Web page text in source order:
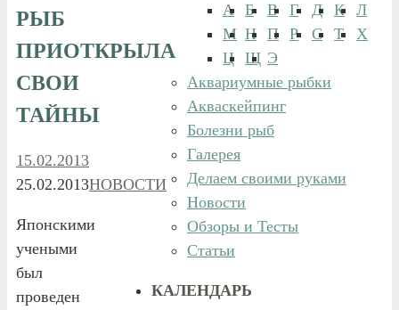
РЫБ
ПРИОТКРЫЛА
СВОИ
ТАЙНЫ
15.02.2013
25.02.2013НОВОСТИ
Японскими
учеными
был
проведен
А Б В Г Д К
Л
М Н П Р С Т
Х
Ц Щ Э
Аквариумные рыбки
Акваскейпинг
Болезни рыб
Галерея
Делаем своими руками
Новости
Обзоры и Тесты
Статьи
КАЛЕНДАРЬ